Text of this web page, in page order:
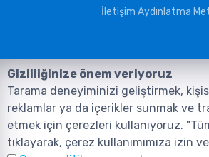
İletişim Aydınlatma
©2026, Tüm Hakları ANIL
Gizliliğinize önem veriyoruz
Tarama deneyiminizi geliştirmek,
reklamlar ya da içerikler sunmak ve
etmek için çerezleri kullanıyoruz.
tıklayarak, çerez kullanımımıza izin